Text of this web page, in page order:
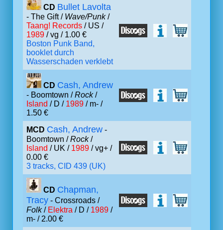
CD Bullet Lavolta
- The Gift / Wave/Punk/
Taang! Records / US /
1989 / vg / 1.00 €
Boston Punk Band,
booklet durch
Wasserschaden verklebt
CD Cash, Andrew
- Boomtown /Rock/
Island / D / 1989 / m- /
1.50 €
MCD Cash, Andrew -
Boomtown /Rock/
Island / UK / 1989 / vg+ /
0.00 €
3 tracks, CID 439 (UK)
CD Chapman,
Tracy - Crossroads /
Folk/ Elektra / D / 1989 /
m- / 2.00 €